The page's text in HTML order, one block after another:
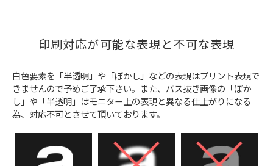
印刷対応が可能な表現と不可な表現
白色要素を「半透明」や「ぼかし」などの表現はプリント表現で
きませんので予めご了承下さい。また、パス抜き画像の「ぼか
し」や「半透明」はモニター上の表現と異なる仕上がりになる
為、対応不可とさせて頂いております。